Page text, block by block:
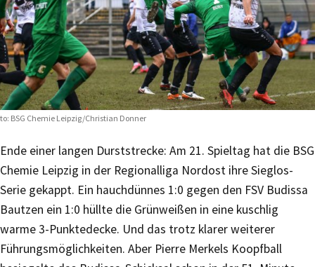
BSG Chemie Leipzig/Christian Donner
Ende einer langen Durststrecke: Am 21. Spieltag hat die BSG
Chemie Leipzig in der Regionalliga Nordost ihre Sieglos-
Serie gekappt. Ein hauchdünnes 1:0 gegen den FSV Budissa
Bautzen ein 1:0 hüllte die Grünweißen in eine kuschlig
warme 3-Punktedecke. Und das trotz klarer weiterer
Führungsmöglichkeiten. Aber Pierre Merkels Koopfball